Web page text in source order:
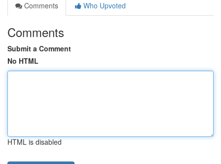
Comments
Who Upvoted
Comments
Submit a Comment
No HTML
HTML is disabled